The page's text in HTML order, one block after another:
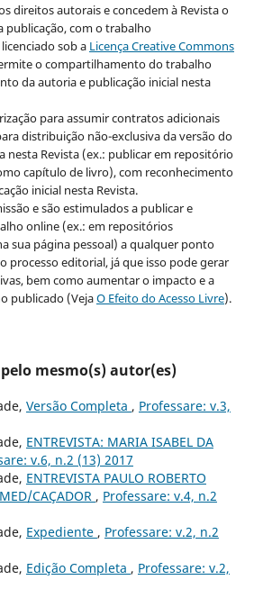
direitos autorais e concedem à Revista o
publicação, com o trabalho
sob a Licença Creative Commons
o compartilhamento do trabalho
da autoria e publicação inicial nesta
para assumir contratos adicionais
distribuição não-exclusiva da versão do
nesta Revista (ex.: publicar em repositório
capítulo de livro), com reconhecimento
inicial nesta Revista.
e são estimulados a publicar e
online (ex.: em repositórios
sua página pessoal) a qualquer ponto
processo editorial, já que isso pode gerar
bem como aumentar o impacto e a
publicado (VejaO Efeito do Acesso Livre).
mesmo(s) autor(es)
Versão Completa , Professare: v.3,
ENTREVISTA: MARIA ISABEL DA
v.6, n.2 (13) 2017
ENTREVISTA PAULO ROBERTO
CAÇADOR , Professare: v.4, n.2
Expediente , Professare: v.2, n.2
Edição Completa , Professare: v.2,